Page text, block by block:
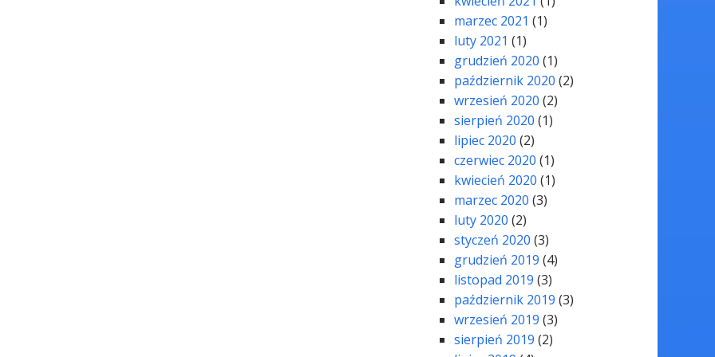
marzec 2021 (1)
luty 2021 (1)
grudzień 2020 (1)
październik 2020 (2)
wrzesień 2020 (2)
sierpień 2020 (1)
lipiec 2020 (2)
czerwiec 2020 (1)
kwiecień 2020 (1)
marzec 2020 (3)
luty 2020 (2)
styczeń 2020 (3)
grudzień 2019 (4)
listopad 2019 (3)
październik 2019 (3)
wrzesień 2019 (3)
sierpień 2019 (2)